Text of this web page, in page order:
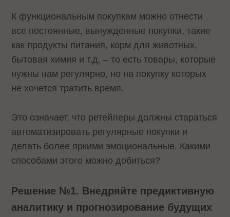
К функциональным покупкам можно отнести
все постоянные, вынужденные покупки, такие
как продукты питания, корм для животных,
бытовая химия и т.д. – то есть товары, которые
нужны нам регулярно, но на покупку которых
не хочется тратить время.
Это означает, что ретейлеры должны стараться
автоматизировать регулярные покупки и
делать более яркими эмоциональные. Какими
способами этого можно добиться?
Решение №1. Внедряйте предиктивную
аналитику и прогнозирование будущих